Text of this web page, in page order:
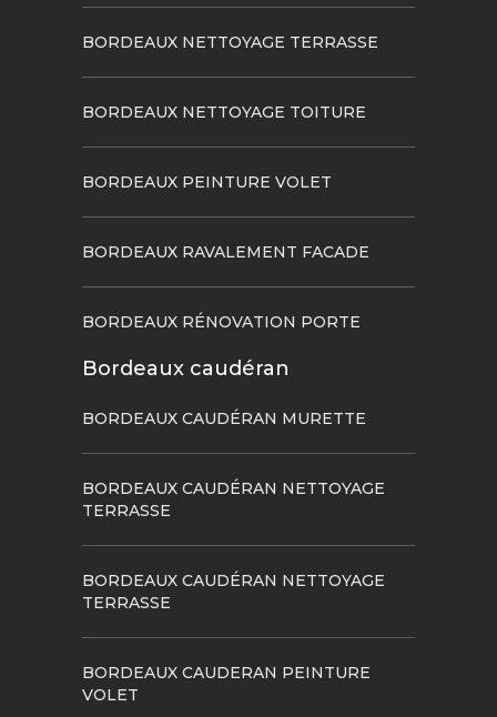
BORDEAUX NETTOYAGE TERRASSE
BORDEAUX NETTOYAGE TOITURE
BORDEAUX PEINTURE VOLET
BORDEAUX RAVALEMENT FACADE
BORDEAUX RÉNOVATION PORTE
Bordeaux caudéran
BORDEAUX CAUDÉRAN MURETTE
BORDEAUX CAUDÉRAN NETTOYAGE
TERRASSE
BORDEAUX CAUDÉRAN NETTOYAGE
TERRASSE
BORDEAUX CAUDERAN PEINTURE
VOLET